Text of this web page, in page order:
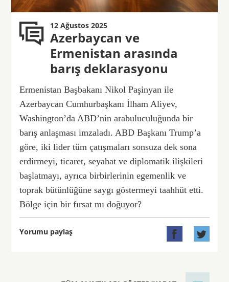
12 Ağustos 2025
Azerbaycan ve
Ermenistan arasında
barış deklarasyonu
Ermenistan Başbakanı Nikol Paşinyan ile
Azerbaycan Cumhurbaşkanı İlham Aliyev,
Washington’da ABD’nin arabuluculuğunda bir
barış anlaşması imzaladı. ABD Başkanı Trump’a
göre, iki lider tüm çatışmaları sonsuza dek sona
erdirmeyi, ticaret, seyahat ve diplomatik ilişkileri
başlatmayı, ayrıca birbirlerinin egemenlik ve
toprak bütünlüğüne saygı göstermeyi taahhüt etti.
Bölge için bir fırsat mı doğuyor?
Yorumu paylaş  